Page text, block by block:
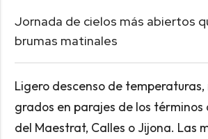
Jornada de cielos más abiertos
brumas matinales
Ligero descenso de
grados en parajes de los términos
del Maestrat, Calles o Jijona. Las